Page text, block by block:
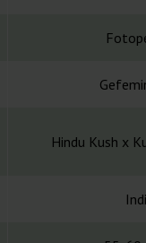
Hindu Kush x